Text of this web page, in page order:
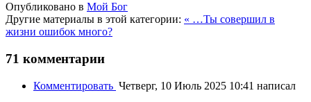
Опубликовано в Мой Бог
Другие материалы в этой категории: « …Ты совершил в
жизни ошибок много?
71 комментарии
Комментировать Четверг, 10 Июль 2025 10:41 написал